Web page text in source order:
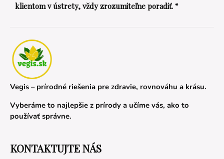
klientom v ústrety, vždy zrozumiteľne poradiť. “
Vegis – prírodné riešenia pre zdravie, rovnováhu a krásu.
Vyberáme to najlepšie z prírody a učíme vás, ako to
používať správne.
KONTAKTUJTE NÁS